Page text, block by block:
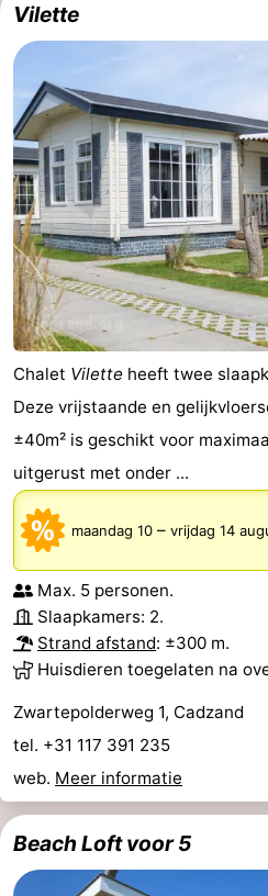
Vilette
Chalet Vilette heeft twee
Deze vrijstaande en
±40m² is geschikt voor
uitgerust met onder ...
maandag 10 – vrijdag 14
Max. 5 personen.
Slaapkamers: 2.
Strand afstand: ±300 m.
Huisdieren toegelaten na
Zwartepolderweg 1, Cadzand
tel. +31 117 391 235
web. Meer informatie
Beach Loft voor 5